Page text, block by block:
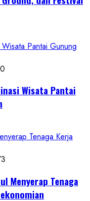
Pantai Gunung
Wisata Pantai
Tenaga Kerja
Menyerap Tenaga